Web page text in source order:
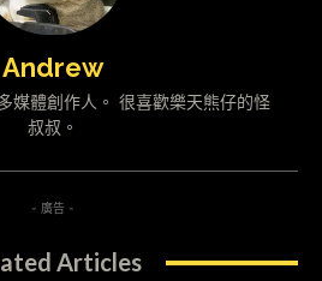
Andrew
媒體創作人。 很喜歡樂天熊仔的怪
叔叔。
- 廣告 -
Articles